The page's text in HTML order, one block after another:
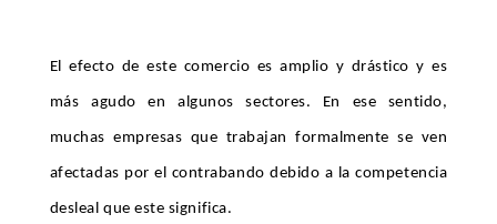
El efecto de este comercio es amplio y drástico y es
más agudo en algunos sectores. En ese sentido,
muchas empresas que trabajan formalmente se ven
afectadas por el contrabando debido a la competencia
desleal que este significa.